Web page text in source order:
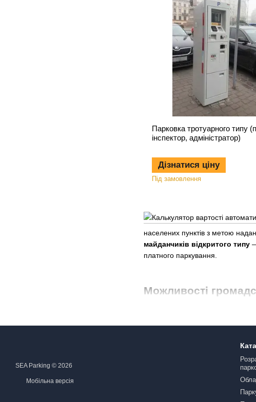
населених пунктів з метою
майданчиків відкритого типу
платного паркування.
Можливості
Парковка тротуарного типу
інспектор, адміністратор)
Дізнатися ціну
Під замовлення
SEA Parking © 2026
Мобільна версія